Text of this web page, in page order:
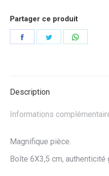
Partager ce produit
Partager Partager
Description
Informations
Magnifique pièce.
Boîte 6X3,5 cm,